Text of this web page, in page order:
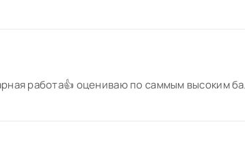
работа👍 оцениваю по саммым высоким